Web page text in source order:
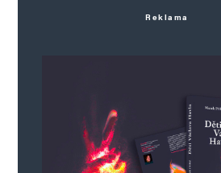
Reklama